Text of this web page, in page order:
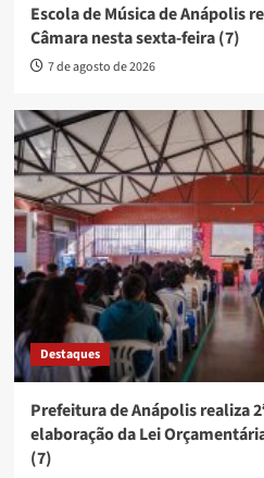
Escola de Música de Anápolis
Câmara nesta sexta-feira (7)
7 de agosto de 2026
Destaques
Prefeitura de Anápolis realiza
elaboração da Lei
(7)